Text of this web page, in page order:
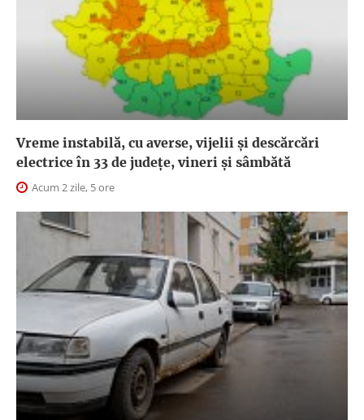
Vreme instabilă, cu averse, vijelii și descărcări
electrice în 33 de județe, vineri și sâmbătă
Acum 2 zile, 5 ore